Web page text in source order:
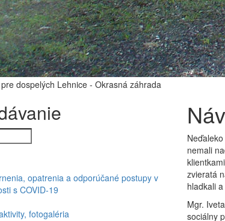
opatrenia a odporúčané postupy v
s COVID-19
fotogaléria
nemali
zvieratá
hladkali
Mgr.
sociálny